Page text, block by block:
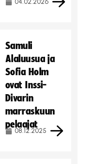
04.02.2026
Samuli
Alaluusua ja
Sofia Holm
ovat Inssi-
Divarin
marraskuun
pelaajat
08.12.2025